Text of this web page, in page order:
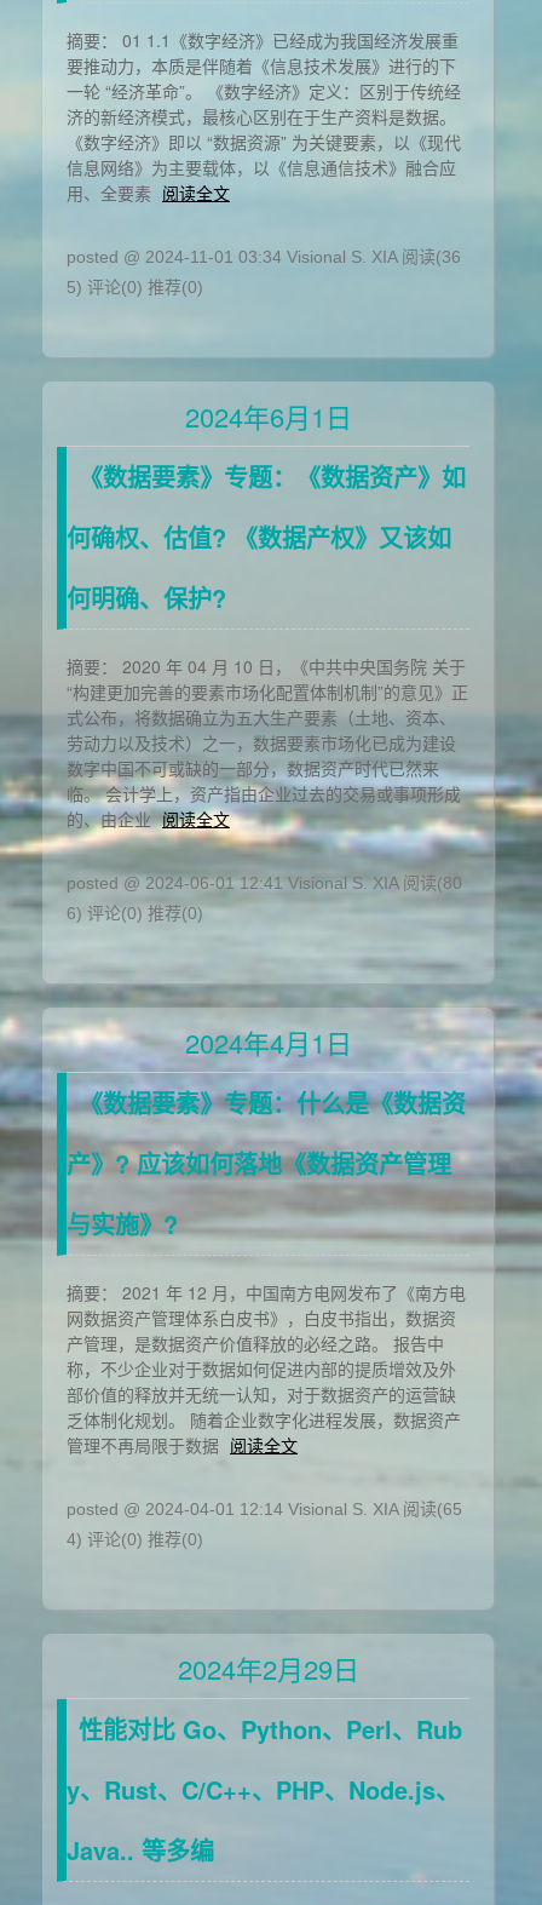
摘要： 01 1.1《数字经济》已经成为我国经济发展重
要推动力，本质是伴随着《信息技术发展》进行的下
一轮 “经济革命”。 《数字经济》定义：区别于传统经
济的新经济模式，最核心区别在于生产资料是数据。
《数字经济》即以 “数据资源” 为关键要素，以《现代
信息网络》为主要载体，以《信息通信技术》融合应
用、全要素 阅读全文
posted @ 2024-11-01 03:34 Visional S. XIA 阅读(36
5) 评论(0) 推荐(0)
2024年6月1日
《数据要素》专题：《数据资产》如
何确权、估值? 《数据产权》又该如
何明确、保护?
摘要： 2020 年 04 月 10 日，《中共中央国务院 关于
“构建更加完善的要素市场化配置体制机制”的意见》正
式公布，将数据确立为五大生产要素（土地、资本、
劳动力以及技术）之一，数据要素市场化已成为建设
数字中国不可或缺的一部分，数据资产时代已然来
临。 会计学上，资产指由企业过去的交易或事项形成
的、由企业 阅读全文
posted @ 2024-06-01 12:41 Visional S. XIA 阅读(80
6) 评论(0) 推荐(0)
2024年4月1日
《数据要素》专题：什么是《数据资
产》? 应该如何落地《数据资产管理
与实施》?
摘要： 2021 年 12 月，中国南方电网发布了《南方电
网数据资产管理体系白皮书》，白皮书指出，数据资
产管理，是数据资产价值释放的必经之路。 报告中
称，不少企业对于数据如何促进内部的提质增效及外
部价值的释放并无统一认知，对于数据资产的运营缺
乏体制化规划。 随着企业数字化进程发展，数据资产
管理不再局限于数据 阅读全文
posted @ 2024-04-01 12:14 Visional S. XIA 阅读(65
4) 评论(0) 推荐(0)
2024年2月29日
性能对比 Go、Python、Perl、Rub
y、Rust、C/C++、PHP、Node.js、
Java.. 等多编